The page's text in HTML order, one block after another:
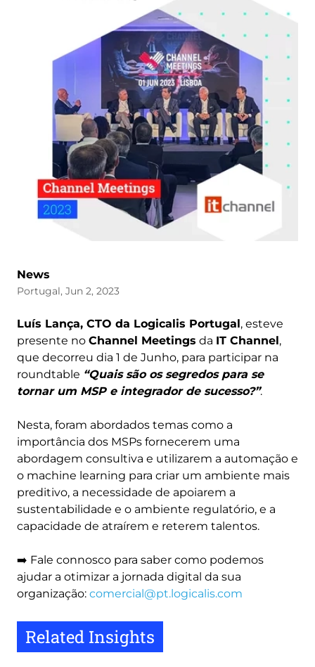
News
Portugal, Jun 2, 2023
Luís Lança, CTO da Logicalis Portugal, esteve
presente no Channel Meetings da IT Channel,
que decorreu dia 1 de Junho, para participar na
roundtable “Quais são os segredos para se
tornar um MSP e integrador de sucesso?”.
Nesta, foram abordados temas como a
importância dos MSPs fornecerem uma
abordagem consultiva e utilizarem a automação e
o machine learning para criar um ambiente mais
preditivo, a necessidade de apoiarem a
sustentabilidade e o ambiente regulatório, e a
capacidade de atraírem e reterem talentos.
➡️ Fale connosco para saber como podemos
ajudar a otimizar a jornada digital da sua
organização: comercial@pt.logicalis.com
Related Insights